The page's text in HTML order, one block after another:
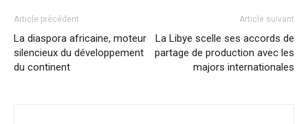
Article précédent
La diaspora africaine, moteur
silencieux du développement
du continent
Article suivant
La Libye scelle ses accords de
partage de production avec les
majors internationales